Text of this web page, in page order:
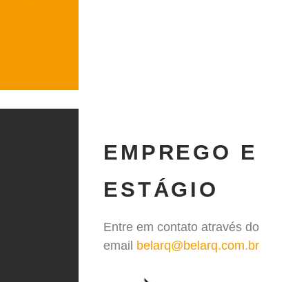
EMPREGO E
ESTÁGIO
Entre em contato através do
email belarq@belarq.com.br